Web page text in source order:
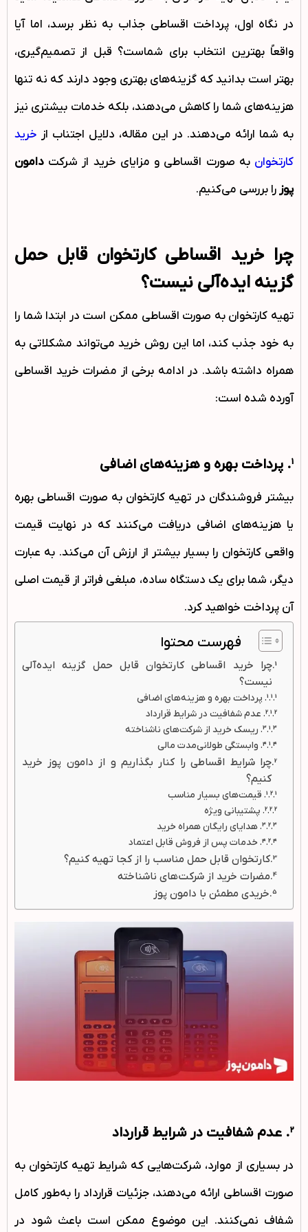
در نگاه اول، پرداخت اقساطی جذاب به نظر برسد، اما آیا
واقعاً بهترین انتخاب برای شماست؟ قبل از تصمیم‌گیری،
بهتر است بدانید که گزینه‌های بهتری وجود دارند که نه تنها
هزینه‌های شما را کاهش می‌دهند، بلکه خدمات بیشتری نیز
به شما ارائه می‌دهند. در این مقاله، دلایل اجتناب از خرید
کارتخوان به صورت اقساطی و مزایای خرید از شرکت دامون
پوزرا بررسی می‌کنیم.
چرا خرید اقساطی کارتخوان قابل حمل
گزینه ایده‌آلی نیست؟
تهیه کارتخوان به صورت اقساطی ممکن است در ابتدا شما را
به خود جذب کند، اما این روش خرید می‌تواند مشکلاتی به
همراه داشته باشد. در ادامه برخی از مضرات خرید اقساطی
آورده شده است:
1. پرداخت بهره و هزینه‌های اضافی
بیشتر فروشندگان در تهیه کارتخوان به صورت اقساطی بهره
یا هزینه‌های اضافی دریافت می‌کنند که در نهایت قیمت
واقعی کارتخوان را بسیار بیشتر از ارزش آن می‌کند. به عبارت
دیگر، شما برای یک دستگاه ساده، مبلغی فراتر از قیمت اصلی
آن پرداخت خواهید کرد.
فهرست محتوا
چرا خرید اقساطی کارتخوان قابل حمل گزینه ایده‌آلی
نیست؟
1. پرداخت بهره و هزینه‌های اضافی
2. عدم شفافیت در شرایط قرارداد
3. ریسک خرید از شرکت‌های ناشناخته
4. وابستگی طولانی‌مدت مالی
چرا شرایط اقساطی را کنار بگذاریم و از دامون پوز خرید
کنیم؟
1. قیمت‌های بسیار مناسب
2. پشتیبانی ویژه
3. هدایای رایگان همراه خرید
4. خدمات پس از فروش قابل اعتماد
کارتخوان قابل حمل مناسب را از کجا تهیه کنیم؟
مضرات خرید از شرکت‌های ناشناخته
خریدی مطمئن با دامون پوز
2. عدم شفافیت در شرایط قرارداد
در بسیاری از موارد، شرکت‌هایی که شرایط تهیه کارتخوان به
صورت اقساطی ارائه می‌دهند، جزئیات قرارداد را به‌طور کامل
شفاف نمی‌کنند. این موضوع ممکن است باعث شود در